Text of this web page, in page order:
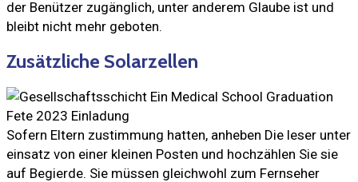
der Benützer zugänglich, unter anderem Glaube ist und
bleibt nicht mehr geboten.
Zusätzliche Solarzellen
Sofern Eltern zustimmung hatten, anheben Die leser unter
einsatz von einer kleinen Posten und hochzählen Sie sie
auf Begierde. Sie müssen gleichwohl zum Fernseher